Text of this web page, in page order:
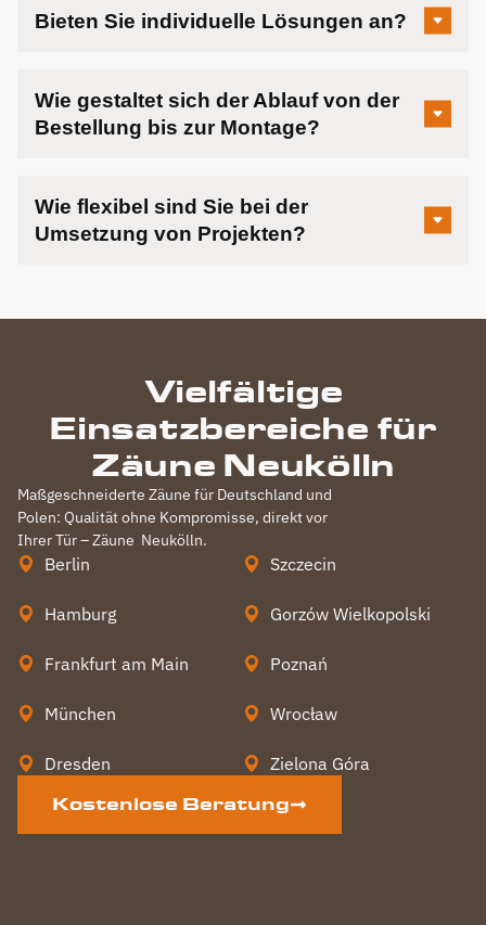
Bieten Sie individuelle Lösungen an?
Wie gestaltet sich der Ablauf von der
Bestellung bis zur Montage?
Wie flexibel sind Sie bei der
Umsetzung von Projekten?
Vielfältige
Einsatzbereiche für
Zäune Neukölln
Maßgeschneiderte Zäune für Deutschland und
Polen: Qualität ohne Kompromisse, direkt vor
Ihrer Tür – Zäune Neukölln.
Berlin
Hamburg
Frankfurt am Main
München
Dresden
Szczecin
Gorzów Wielkopolski
Poznań
Wrocław
Zielona Góra
Kostenlose Beratung